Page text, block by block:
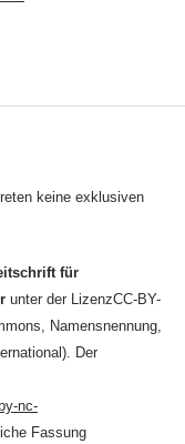
keine exklusiven
für
unter der LizenzCC-BY-
Namensnennung,
Der
nc-
Fassung